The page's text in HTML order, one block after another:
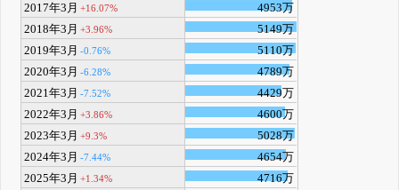
2017年3月 +16.07%
4953万
2018年3月 +3.96%
5149万
2019年3月 -0.76%
5110万
2020年3月 -6.28%
4789万
2021年3月 -7.52%
4429万
2022年3月 +3.86%
4600万
2023年3月 +9.3%
5028万
2024年3月 -7.44%
4654万
2025年3月 +1.34%
4716万